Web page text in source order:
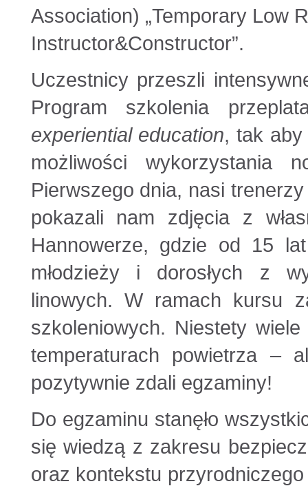
Association) „Temporary Low
Instructor&Constructor”.
Uczestnicy przeszli
Program szkolenia
experiential education, tak aby
możliwości wykorzystania
Pierwszego dnia, nasi
pokazali nam zdjęcia z
Hannowerze, gdzie od 15
młodzieży i dorosłych z
linowych. W ramach kursu
szkoleniowych. Niestety
temperaturach powietrza –
pozytywnie zdali egzaminy!
Do egzaminu stanęło
się wiedzą z zakresu
oraz kontekstu